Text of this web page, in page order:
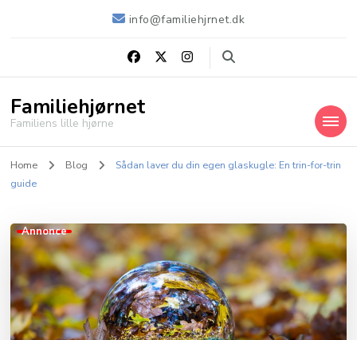
info@familiehjrnet.dk
Familiehjørnet
Familiens lille hjørne
Home Blog
Sådan laver du din egen glaskugle: En trin-for-trin
guide
Annonce